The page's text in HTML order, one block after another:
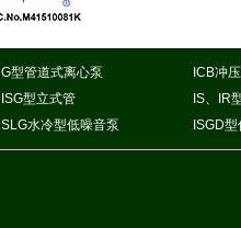
G型管道式离心泵
ICB冲
ISG型立式管
IS、IR
SLG水冷型低噪音泵 ISGD